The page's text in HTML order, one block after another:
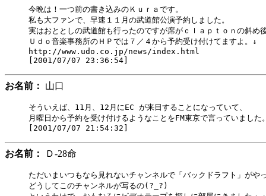
今晩は！一つ前の書き込みのＫｕｒａです。
私も大ファンで、早速１１月の武道館公演予約しました。
実はおととしの武道館も行ったのですが席がｃｌａｐｔｏｎの斜め
Ｕｄｏ音楽事務所のＨＰでは７／４から予約受け付けてますよ。↓
http://www.udo.co.jp/news/index.html
お名前： 山口
そういえば、11月、12月にEC が来日することになっていて、
月曜日から予約を受け付けるようなことをFM東京で言っていました
お名前： Ｄ-28命
ただいまいつもなら見れないチャンネルで「バックドラフト」が
どうしてこのチャンネルが写るの(?_?)